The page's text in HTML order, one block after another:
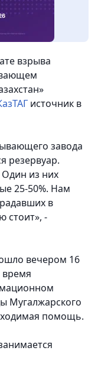
взрыва
источник в
завода
резервуар.
из них
25-50%. Нам
в
стоит», -
вечером 16
время
Мугалжарского
помощь.